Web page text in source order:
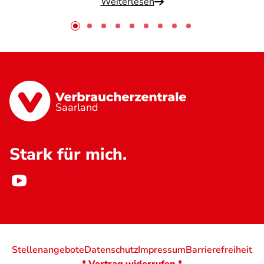
Saarland
Stark für mich.
StellenangeboteDatenschutzImpressumBarrierefreiheit